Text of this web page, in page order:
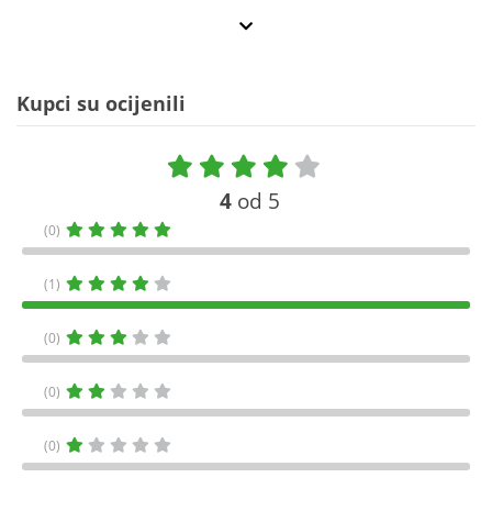
Kupci su ocijenili
4 od 5
(0)
(1)
(0)
(0)
(0)